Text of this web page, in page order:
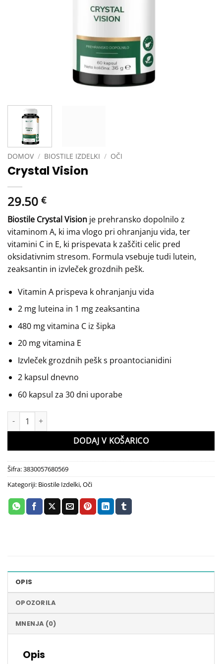
DOMOV / BIOSTILE IZDELKI / OČI
Crystal Vision
29.50 €
Biostile Crystal Vision je prehransko dopolnilo z
vitaminom A, ki ima vlogo pri ohranjanju vida, ter
vitamini C in E, ki prispevata k zaščiti celic pred
oksidativnim stresom. Formula vsebuje tudi lutein,
zeaksantin in izvleček grozdnih pešk.
Vitamin A prispeva k ohranjanju vida
2 mg luteina in 1 mg zeaksantina
480 mg vitamina C iz šipka
20 mg vitamina E
Izvleček grozdnih pešk s proantocianidini
2 kapsul dnevno
60 kapsul za 30 dni uporabe
Crystal Vision količina
DODAJ V KOŠARICO
Šifra:3830057680569
Kategoriji: Biostile Izdelki,Oči
OPIS
OPOZORILA
MNENJA (0)
Opis